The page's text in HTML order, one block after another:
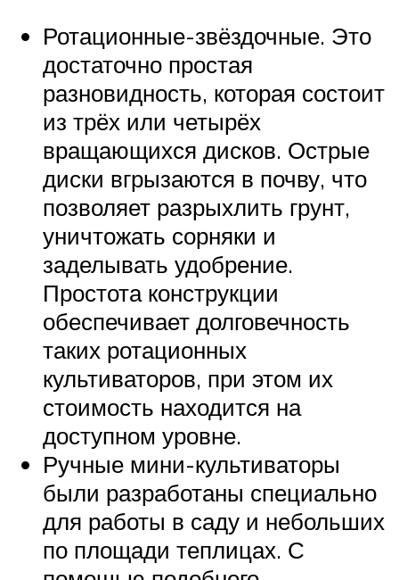
Ротационные-звёздочные. Это
достаточно простая
разновидность, которая состоит
из трёх или четырёх
вращающихся дисков. Острые
диски вгрызаются в почву, что
позволяет разрыхлить грунт,
уничтожать сорняки и
заделывать удобрение.
Простота конструкции
обеспечивает долговечность
таких ротационных
культиваторов, при этом их
стоимость находится на
доступном уровне.
Ручные мини-культиваторы
были разработаны специально
для работы в саду и небольших
по площади теплицах. С